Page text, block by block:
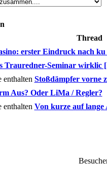
Thread
erster Eindruck nach ku
Trauredner-Seminar wirklic
Stoßdämpfer vorne
Aus? Oder LiMa / Regler?
Von kurze auf lange